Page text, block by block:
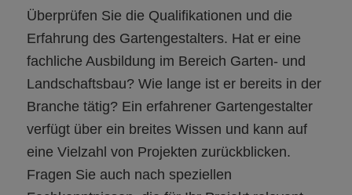
Überprüfen Sie die Qualifikationen und die
Erfahrung des Gartengestalters. Hat er eine
fachliche Ausbildung im Bereich Garten- und
Landschaftsbau? Wie lange ist er bereits in der
Branche tätig? Ein erfahrener Gartengestalter
verfügt über ein breites Wissen und kann auf
eine Vielzahl von Projekten zurückblicken.
Fragen Sie auch nach speziellen